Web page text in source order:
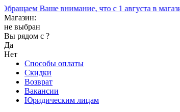
Ваше внимание, что с 1 августа в
Магазин:
не выбран
Вы рядом с ?
Да
Нет
Способы оплаты
Скидки
Возврат
Вакансии
Юридическим лицам